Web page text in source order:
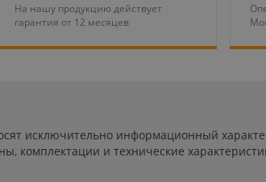
На нашу продукцию действует
гарантия от 12 месяцев
исключительно информационный
комплектации и технические